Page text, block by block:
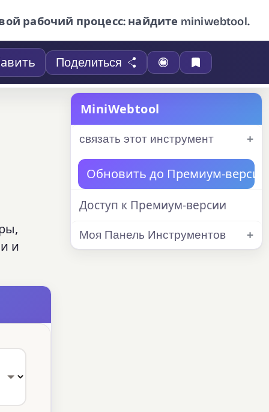
рабочий процесс: найдите miniwebtool.
Поделиться
и
MiniWebtool
связать этот инструмент
Обновить до Премиум-версии
Доступ к Премиум-версии
Моя Панель Инструментов